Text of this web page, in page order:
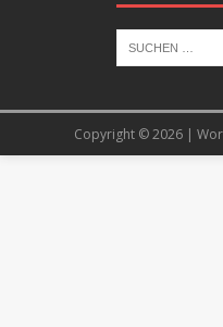
Copyright © 2026 |